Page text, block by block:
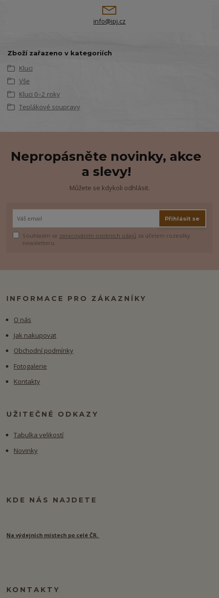
info@ipj.cz
Zboží zařazeno v kategoriích
Kluci
Vše
Kluci 0–2 roky
Teplákové soupravy
Nepropásněte novinky, akce
a slevy!
Můžete se kdykoli odhlásit.
Přihlásit se
Souhlasím se zpracováním osobních údajů za účelem rozesílky
newsletteru.
INFORMACE PRO ZÁKAZNÍKY
O nás
Jak nakupovat
Obchodní podmínky
Fotogalerie
Kontakty
UŽITEČNÉ ODKAZY
Tabulka velikostí
Novinky
KDE NÁS NAJDETE
Na výdejních místech po celé ČR.
KONTAKTY